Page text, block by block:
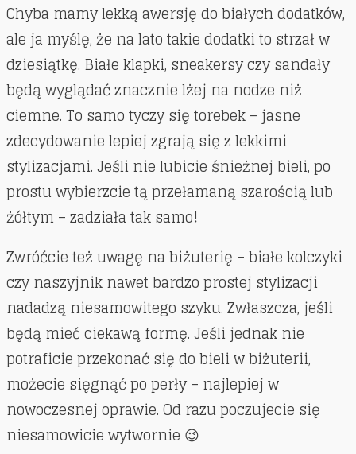
Chyba mamy lekką awersję do białych dodatków,
ale ja myślę, że na lato takie dodatki to strzał w
dziesiątkę. Białe klapki, sneakersy czy sandały
będą wyglądać znacznie lżej na nodze niż
ciemne. To samo tyczy się torebek – jasne
zdecydowanie lepiej zgrają się z lekkimi
stylizacjami. Jeśli nie lubicie śnieżnej bieli, po
prostu wybierzcie tą przełamaną szarością lub
żółtym – zadziała tak samo!
Zwróćcie też uwagę na biżuterię – białe kolczyki
czy naszyjnik nawet bardzo prostej stylizacji
nadadzą niesamowitego szyku. Zwłaszcza, jeśli
będą mieć ciekawą formę. Jeśli jednak nie
potraficie przekonać się do bieli w biżuterii,
możecie sięgnąć po perły – najlepiej w
nowoczesnej oprawie. Od razu poczujecie się
niesamowicie wytwornie 😉